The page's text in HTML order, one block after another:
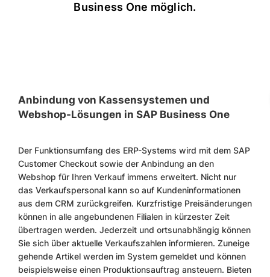
Business One möglich.
Anbindung von Kassensystemen und
Webshop-Lösungen in SAP Business One
Der Funktionsumfang des ERP-Systems wird mit dem SAP
Customer Checkout sowie der Anbindung an den
Webshop für Ihren Verkauf immens erweitert. Nicht nur
das Verkaufspersonal kann so auf Kundeninformationen
aus dem CRM zurückgreifen. Kurzfristige Preisänderungen
können in alle angebundenen Filialen in kürzester Zeit
übertragen werden. Jederzeit und ortsunabhängig können
Sie sich über aktuelle Verkaufszahlen informieren. Zuneige
gehende Artikel werden im System gemeldet und können
beispielsweise einen Produktionsauftrag ansteuern. Bieten